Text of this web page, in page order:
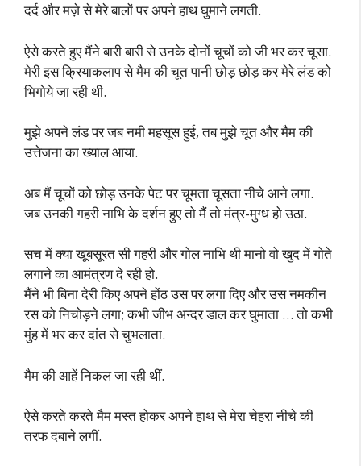
दर्द और मज़े से मेरे बालों पर अपने हाथ घुमाने लगती.
ऐसे करते हुए मैंने बारी बारी से उनके दोनों चूचों को जी भर कर चूसा.
मेरी इस क्रियाकलाप से मैम की चूत पानी छोड़ छोड़ कर मेरे लंड को
भिगोये जा रही थी.
मुझे अपने लंड पर जब नमी महसूस हुई, तब मुझे चूत और मैम की
उत्तेजना का ख्याल आया.
अब मैं चूचों को छोड़ उनके पेट पर चूमता चूसता नीचे आने लगा.
जब उनकी गहरी नाभि के दर्शन हुए तो मैं तो मंत्र-मुग्ध हो उठा.
सच में क्या खूबसूरत सी गहरी और गोल नाभि थी मानो वो खुद में गोते
लगाने का आमंत्रण दे रही हो.
मैंने भी बिना देरी किए अपने होंठ उस पर लगा दिए और उस नमकीन
रस को निचोड़ने लगा; कभी जीभ अन्दर डाल कर घुमाता … तो कभी
मुंह में भर कर दांत से चुभलाता.
मैम की आहें निकल जा रही थीं.
ऐसे करते करते मैम मस्त होकर अपने हाथ से मेरा चेहरा नीचे की
तरफ दबाने लगीं.